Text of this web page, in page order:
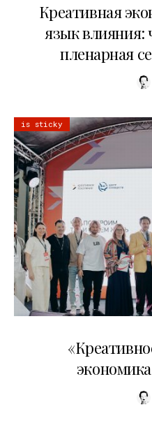
Креативная
язык влияния:
пленарная
is sticky